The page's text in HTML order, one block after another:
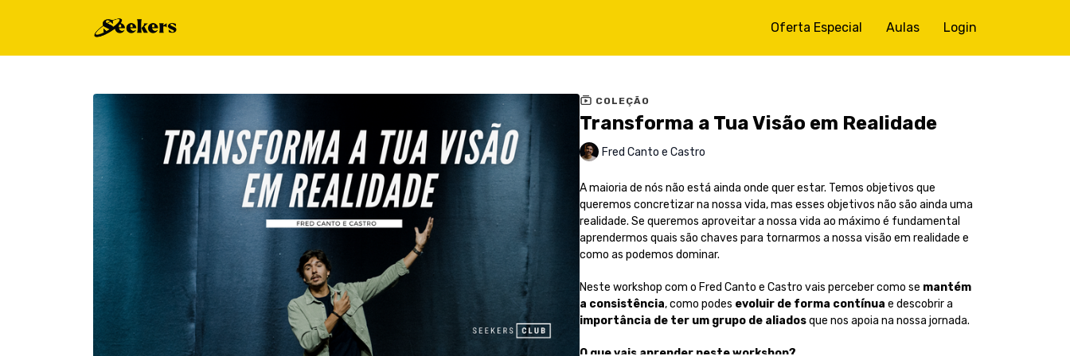
Oferta Especial Aulas Login
COLEÇÃO
Transforma a Tua Visão em Realidade
Fred Canto e Castro
A maioria de nós não está ainda onde quer estar. Temos objetivos que
queremos concretizar na nossa vida, mas esses objetivos não são ainda uma
realidade. Se queremos aproveitar a nossa vida ao máximo é fundamental
aprendermos quais são chaves para tornarmos a nossa visão em realidade e
como as podemos dominar.
Neste workshop com o Fred Canto e Castro vais perceber como se mantém
a consistência, como podes evoluir de forma contínua e descobrir a
importância de ter um grupo de aliadosque nos apoia na nossa jornada.
O que vais aprender neste workshop?